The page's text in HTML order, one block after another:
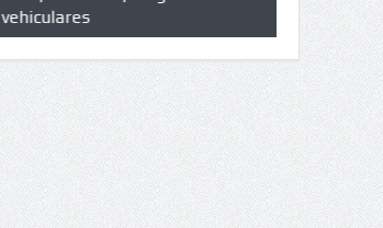
vehiculares